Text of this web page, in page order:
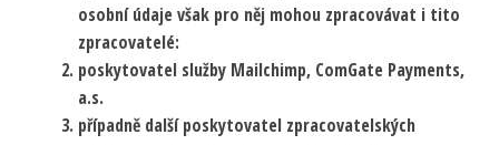
osobní údaje však pro něj mohou zpracovávat i tito
zpracovatelé:
poskytovatel služby Mailchimp, ComGate Payments,
a.s.
případně další poskytovatel zpracovatelských